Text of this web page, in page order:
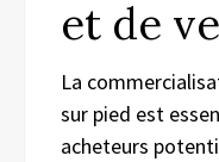
et de
La
sur pied est
acheteurs